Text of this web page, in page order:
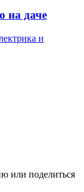
на даче
и
или поделиться